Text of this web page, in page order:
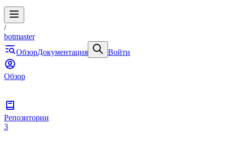
/
botmaster
ОбзорДокументация Войти
Обзор
Репозитории
3